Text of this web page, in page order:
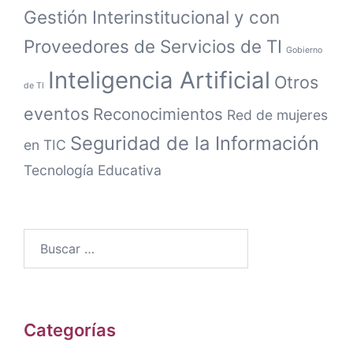
Gestión Interinstitucional y con
Proveedores de Servicios de TI Gobierno
de TI Inteligencia Artificial Otros
eventos Reconocimientos Red de mujeres
en TIC Seguridad de la Información
Tecnología Educativa
Categorías